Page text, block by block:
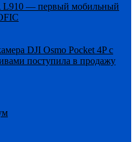
L910 — первый мобильный
DJI Osmo Pocket 4P с
поступила в продажу